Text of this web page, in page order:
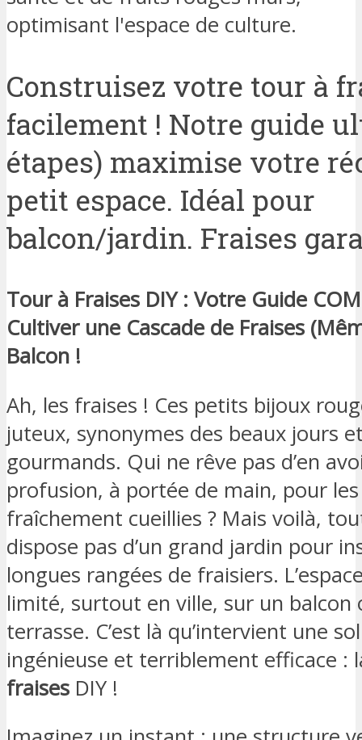
Construisez votre tour à
facilement ! Notre guide
étapes) maximise votre
petit espace. Idéal pour
balcon/jardin. Fraises
Tour à Fraises DIY : Votre Guide
Cultiver une Cascade de Fraises
Balcon !
Ah, les fraises ! Ces petits bijoux
juteux, synonymes des beaux jours
gourmands. Qui ne rêve pas d’en
profusion, à portée de main, pour
fraîchement cueillies ? Mais voilà,
dispose pas d’un grand jardin pour
longues rangées de fraisiers.
limité, surtout en ville, sur un balcon
terrasse. C’est là qu’intervient une
ingénieuse et terriblement efficace :
fraises DIY !